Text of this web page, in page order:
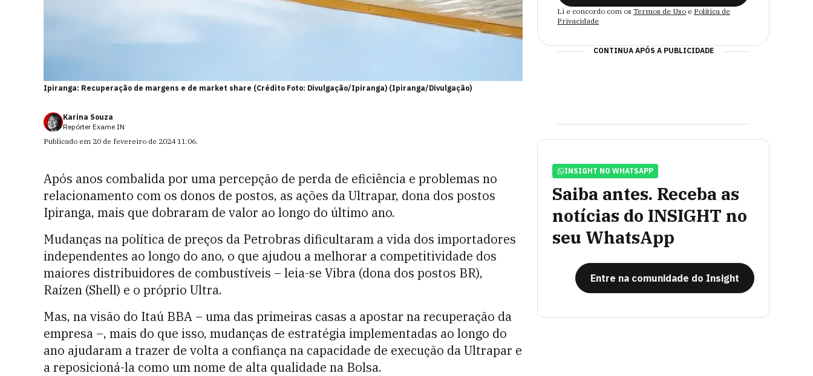
Ipiranga: Recuperação de margens e de market share (Crédito Foto: Divulgação/Ipiranga) (Ipiranga/Divulgação)
Karina Souza
Repórter Exame IN
Publicado em 20 de fevereiro de 2024 11:06.
Após anos combalida por uma percepção de perda de eficiência e problemas no
relacionamento com os donos de postos, as ações da Ultrapar, dona dos postos
Ipiranga, mais que dobraram de valor ao longo do último ano.
Mudanças na política de preços da Petrobras dificultaram a vida dos importadores
independentes ao longo do ano, o que ajudou a melhorar a competitividade dos
maiores distribuidores de combustíveis – leia-se Vibra (dona dos postos BR),
Raízen (Shell) e o próprio Ultra.
Mas, na visão do Itaú BBA – uma das primeiras casas a apostar na recuperação da
empresa –, mais do que isso, mudanças de estratégia implementadas ao longo do
ano ajudaram a trazer de volta a confiança na capacidade de execução da Ultrapar e
a reposicioná-la como um nome de alta qualidade na Bolsa.
Li e concordo com os Termos de Uso e Política de
Privacidade
CONTINUA APÓS A PUBLICIDADE
INSIGHT NO WHATSAPP
Saiba antes. Receba as
notícias do INSIGHT no
seu WhatsApp
Entre na comunidade do Insight